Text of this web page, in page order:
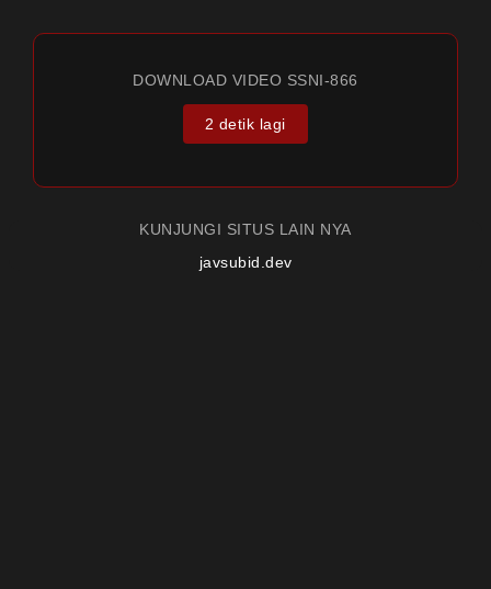
DOWNLOAD VIDEO SSNI-866
2 detik lagi
KUNJUNGI SITUS LAIN NYA
javsubid.dev